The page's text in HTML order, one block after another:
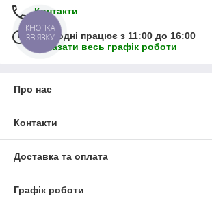
Контакти
Сьогодні працює з 11:00 до 16:00
Показати весь графік роботи
Про нас
Контакти
Доставка та оплата
Графік роботи
КНОПКА
ЗВ'ЯЗКУ